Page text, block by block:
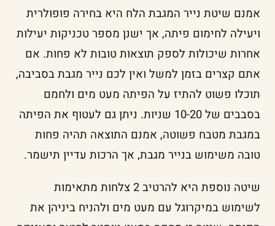
אמנם שיטת נייר המגבת הלח היא בחירה פופולרית
ויעילה לחימום פיתה, אך ישנן מספר טכניקות יעילות
אחרות שיכולות לספק תוצאות טובות לא פחות. אם
אתם קצרים בזמן למשל ואין לכם נייר מגבת בסביבה,
תוכלו פשוט להתיז על הפיתה מעט מים ולחמם
בסבבים של 10-20 שניות. ניתן גם לעטוף את הפיתה
במגבת מטבח פשוטה, אמנם התוצאה תהיה פחות
טובה משימוש בנייר מגבת, אך הרכות עדיין תישמר.
שיטה נוספת היא להרטיב 2 צלחות מתאימות
לשימוש במיקרוגל עם מעט מים ולהניח ביניהן את